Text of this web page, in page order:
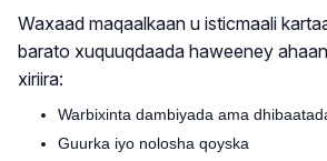
Waxaad maqaalkaan u isticmaali
barato xuquuqdaada haweeney
xiriira:
Warbixinta dambiyada ama
Guurka iyo nolosha qoyska